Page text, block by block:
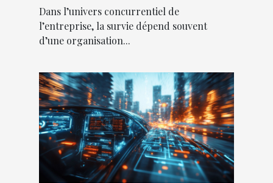
catastrophe en entreprise
Dans l’univers concurrentiel de
l’entreprise, la survie dépend souvent
d’une organisation...